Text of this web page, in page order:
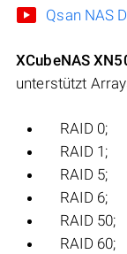
Qsan NAS
XCubeNAS
unterstützt
RAID 0;
RAID 1;
RAID 5;
RAID 6;
RAID 50;
RAID 60;